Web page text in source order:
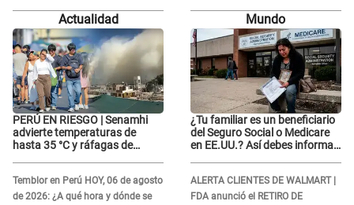
Kanashiro: "Siempre va
acompañada..."
Kanashiro: "Siempre va
acompañada..."
Actualidad
PERÚ EN RIESGO | Senamhi
advierte temperaturas de
hasta 35 °C y ráfagas de
Temblor en Perú HOY, 06 de agosto
de 2026: ¿A qué hora y dónde se
Mundo
¿Tu familiar es un beneficiario
del Seguro Social o Medicare
en EE.UU.? Así debes informar
ALERTA CLIENTES DE WALMART |
FDA anunció el RETIRO DE